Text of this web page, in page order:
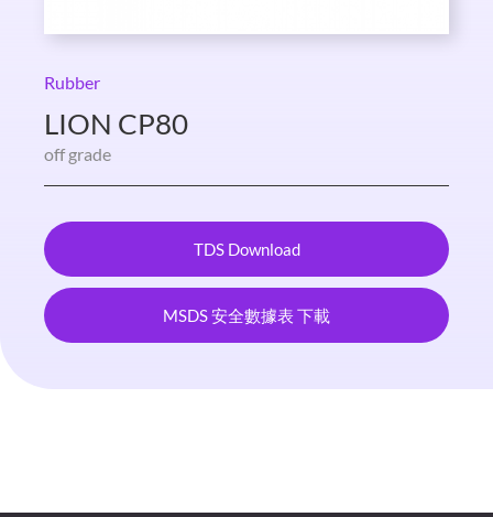
Rubber
LION CP80
off grade
TDS Download
MSDS 安全數據表 下載